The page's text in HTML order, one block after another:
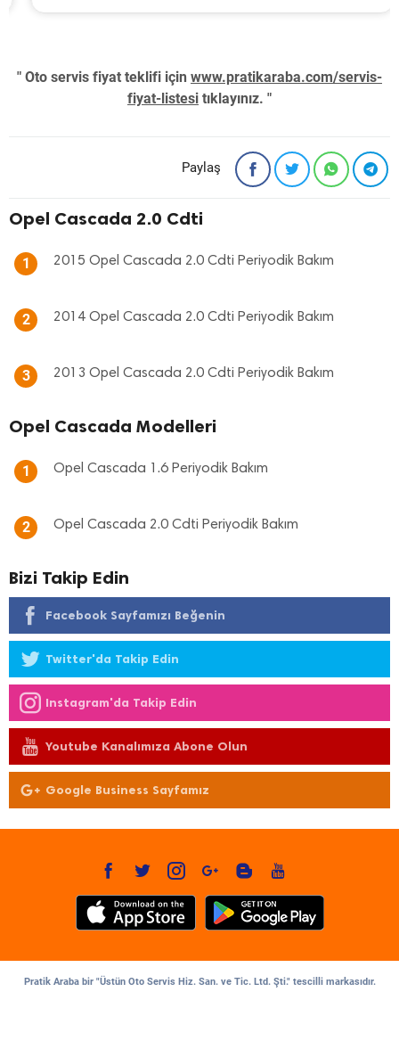
" Oto servis fiyat teklifi için www.pratikaraba.com/servis-
fiyat-listesi tıklayınız. "
Paylaş
Opel Cascada 2.0 Cdti
1 2015 Opel Cascada 2.0 Cdti Periyodik Bakım
2 2014 Opel Cascada 2.0 Cdti Periyodik Bakım
3 2013 Opel Cascada 2.0 Cdti Periyodik Bakım
Opel Cascada Modelleri
1 Opel Cascada 1.6 Periyodik Bakım
2 Opel Cascada 2.0 Cdti Periyodik Bakım
Bizi Takip Edin
Facebook Sayfamızı Beğenin
Twitter'da Takip Edin
Instagram'da Takip Edin
Youtube Kanalımıza Abone Olun
Google Business Sayfamız
Pratik Araba bir "Üstün Oto Servis Hiz. San. ve Tic. Ltd. Şti." tescilli markasıdır.